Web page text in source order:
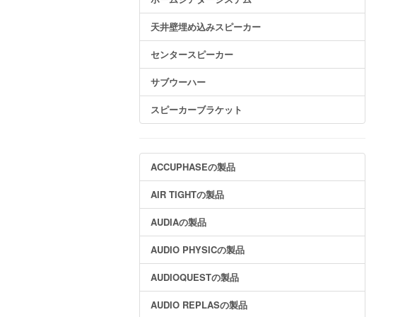
天井壁埋め込みスピーカー
センタースピーカー
サブウーハー
スピーカーブラケット
ACCUPHASEの製品
AIR TIGHTの製品
AUDIAの製品
AUDIO PHYSICの製品
AUDIOQUESTの製品
AUDIO REPLASの製品